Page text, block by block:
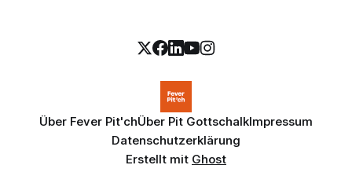
Über Fever Pit'chÜber Pit GottschalkImpressum
Datenschutzerklärung
Erstellt mit Ghost